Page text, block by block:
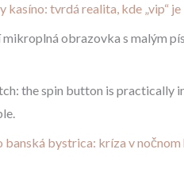
kasíno: tvrdá realita, kde „vip“
mikroplná obrazovka s malým
the spin button is practically
banská bystrica: kríza v nočnom